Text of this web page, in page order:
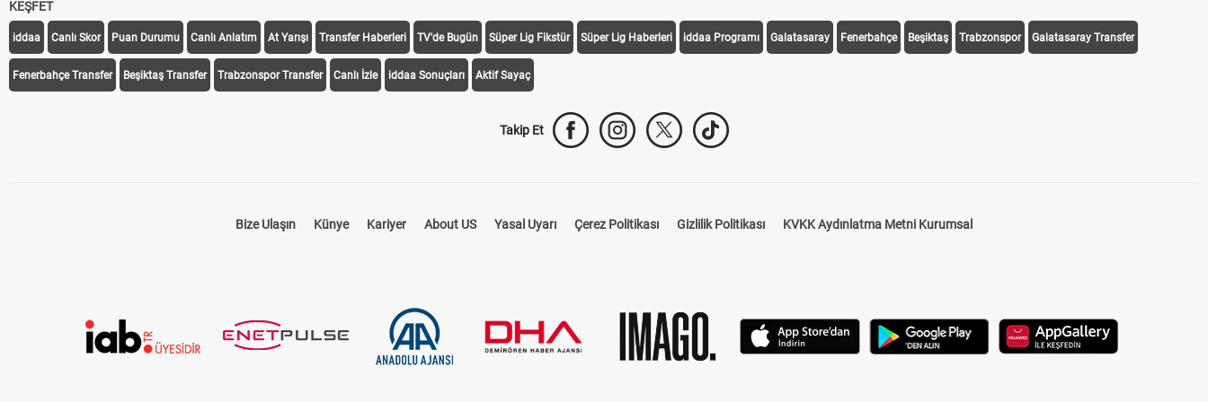
KEŞFET
iddaa Canlı Skor Puan Durumu Canlı Anlatım At Yarışı Transfer Haberleri TV'de Bugün Süper Lig Fikstür Süper Lig Haberleri iddaa Programı Galatasaray Fenerbahçe Beşiktaş Trabzonspor Galatasaray Transfer
Fenerbahçe Transfer Beşiktaş Transfer Trabzonspor Transfer Canlı İzle iddaa Sonuçları Aktif Sayaç
Takip Et
Bize Ulaşın Künye Kariyer About US Yasal Uyarı Çerez Politikası Gizlilik Politikası KVKK Aydınlatma Metni Kurumsal